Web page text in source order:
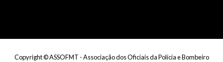
Copyright © ASSOFMT - Associação dos Oficiais da Polícia e Bombeiro